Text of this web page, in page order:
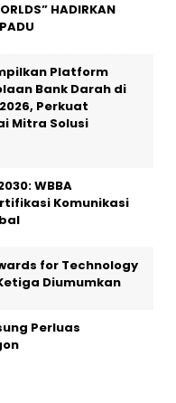
HADIRKAN
Platform
Bank Darah di
Perkuat
Mitra Solusi
WBBA
Komunikasi
for Technology
Diumumkan
Perluas